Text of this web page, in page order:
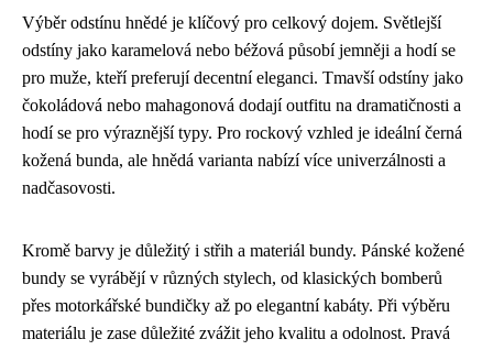
Výběr odstínu hnědé je klíčový pro celkový dojem. Světlejší
odstíny jako karamelová nebo béžová působí jemněji a hodí se
pro muže, kteří preferují decentní eleganci. Tmavší odstíny jako
čokoládová nebo mahagonová dodají outfitu na dramatičnosti a
hodí se pro výraznější typy. Pro rockový vzhled je ideální černá
kožená bunda, ale hnědá varianta nabízí více univerzálnosti a
nadčasovosti.
Kromě barvy je důležitý i střih a materiál bundy. Pánské kožené
bundy se vyrábějí v různých stylech, od klasických bomberů
přes motorkářské bundičky až po elegantní kabáty. Při výběru
materiálu je zase důležité zvážit jeho kvalitu a odolnost. Pravá